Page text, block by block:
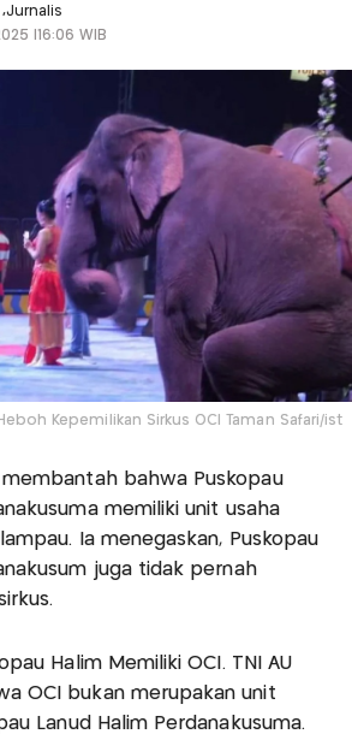
,Jurnalis
|16:06 WIB
Heboh Kepemilikan Sirkus OCI Taman Safari/ist
membantah bahwa Puskopau
memiliki unit usaha
Ia menegaskan, Puskopau
juga tidak pernah
Halim Memiliki OCI. TNI AU
OCI bukan merupakan unit
Lanud Halim Perdanakusuma.